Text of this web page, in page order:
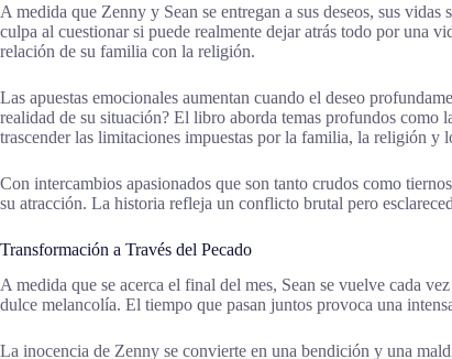
A medida que Zenny y Sean se entregan a sus deseos, sus
culpa al cuestionar si puede realmente dejar atrás todo por una
relación de su familia con la religión.
Las apuestas emocionales aumentan cuando el deseo
realidad de su situación? El libro aborda temas profundos como
trascender las limitaciones impuestas por la familia, la religión y
Con intercambios apasionados que son tanto crudos como
su atracción. La historia refleja un conflicto brutal pero
Transformación a Través del Pecado
A medida que se acerca el final del mes, Sean se vuelve cada
dulce melancolía. El tiempo que pasan juntos provoca una
La inocencia de Zenny se convierte en una bendición y una